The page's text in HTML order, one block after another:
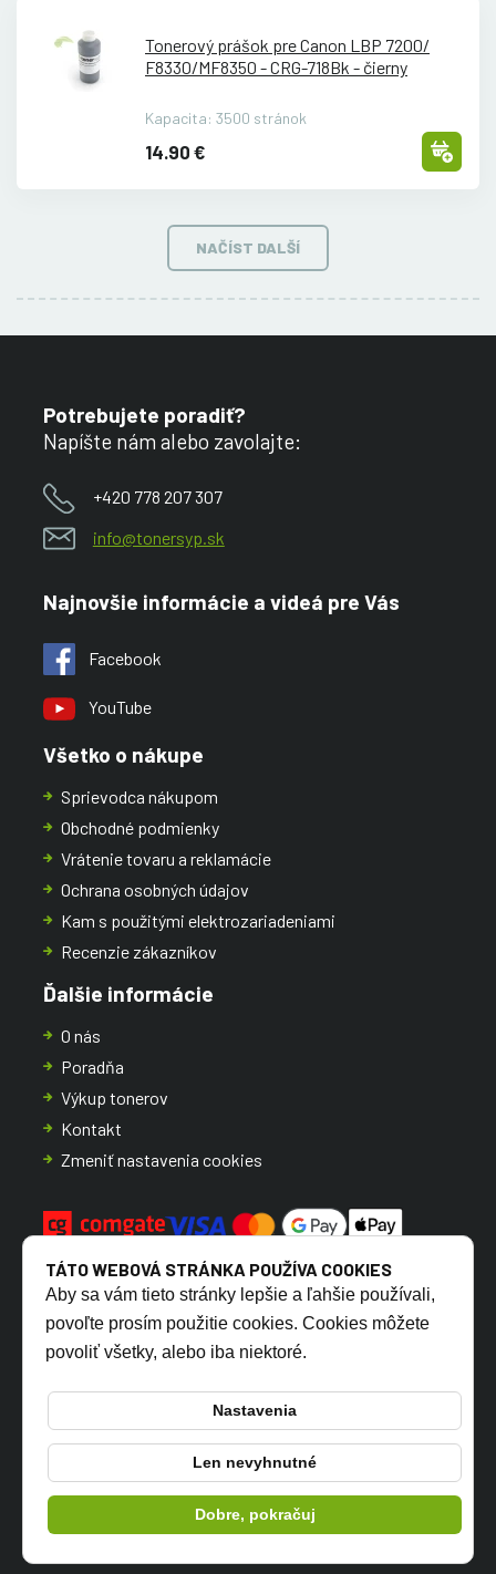
Tonerový prášok pre Canon LBP 7200/
F8330/MF8350 - CRG-718Bk - čierny
Kapacita: 3500 stránok
14.90 €
NAČÍST DALŠÍ
Potrebujete poradiť?
Napíšte nám alebo zavolajte:
+420 778 207 307
info@tonersyp.sk
Najnovšie informácie a videá pre Vás
Facebook
YouTube
Všetko o nákupe
Sprievodca nákupom
Obchodné podmienky
Vrátenie tovaru a reklamácie
Ochrana osobných údajov
Kam s použitými elektrozariadeniami
Recenzie zákazníkov
Ďalšie informácie
O nás
Poradňa
Výkup tonerov
Kontakt
Zmeniť nastavenia cookies
CZ SK
© 2026 TONERSYP s.r.o.
TÁTO WEBOVÁ STRÁNKA POUŽÍVA COOKIES
Aby sa vám tieto stránky lepšie a ľahšie používali,
povoľte prosím použitie cookies. Cookies môžete
povoliť všetky, alebo iba niektoré.
Nastavenia
Len nevyhnutné
Dobre, pokračuj